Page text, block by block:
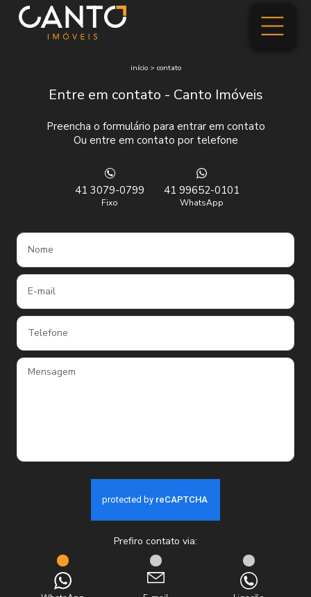
início> contato
Entre em contato - Canto Imóveis
Preencha o formulário para entrar em contato
Ou entre em contato por telefone
41 3079-0799
Fixo
41 99652-0101
WhatsApp
Prefiro contato via: